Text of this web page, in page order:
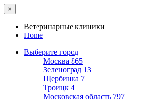
×
Ветеринарные клиники
Home
Выберите город
Москва 865
Зеленоград 13
Щербинка 7
Троицк 4
Московская область 797